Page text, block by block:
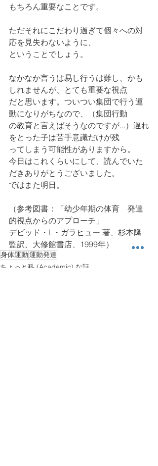
もちろん重要なことです。
ただそれにこだわり過ぎて個々への対
応を見失わないように、
ということでしょう。
なかなか言うは易し行うは難し、かも
しれませんが、とても重要な視点
だと思います。ついつい集団で行う運
動になりがちなので、（集団行動
の教育と言えばそうなのですが...）遅れ
をとった子は苦手意識だけが残
ってしまう可能性がありますから。
今日はこれくらいにして、読んでいた
だきありがとうございました。
ではまた明日。
（参考図書：「幼少年期の体育　発達
的視点からのアプローチ」
デビッド・L・ガラヒュー 著、杉本隆
監訳、大修館書店、1999年）
身体運動運動発達
ちょっと科 (Academic) な話